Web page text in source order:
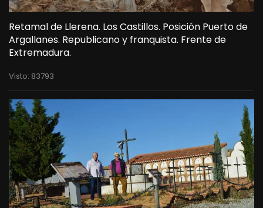
Retamal de Llerena. Los Castillos. Posición Puerto de
Argallanes. Republicano y franquista. Frente de
Extremadura.
Visto: 83793